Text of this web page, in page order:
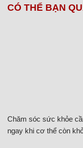
CÓ THỂ BẠN
Chăm sóc sức khỏe
ngay khi cơ thể còn